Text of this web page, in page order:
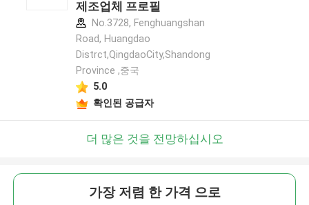
제조업체 프로필
No.3728, Fenghuangshan
Road, Huangdao
Distrct,QingdaoCity,Shandong
Province ,중국
5.0
확인된 공급자
더 많은 것을 전망하십시오
가장 저렴 한 가격 으로